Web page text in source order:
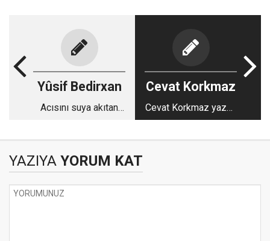
Yûsif Bedirxan
Acısını suya akıtan
Cevat Korkmaz
Cevat Korkmaz yazdı:
Her Şeye Dair Bir
YAZIYA YORUM KAT